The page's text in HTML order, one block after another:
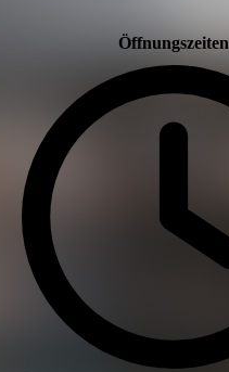
Öffnungszeiten